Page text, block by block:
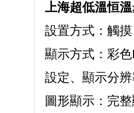
上海超低溫恒
設置方式：觸摸
顯示方式：彩
設定、顯示分
圖形顯示：完